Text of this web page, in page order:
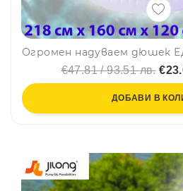
€47.81 / 93.51 лв.
ДОБАВИ В